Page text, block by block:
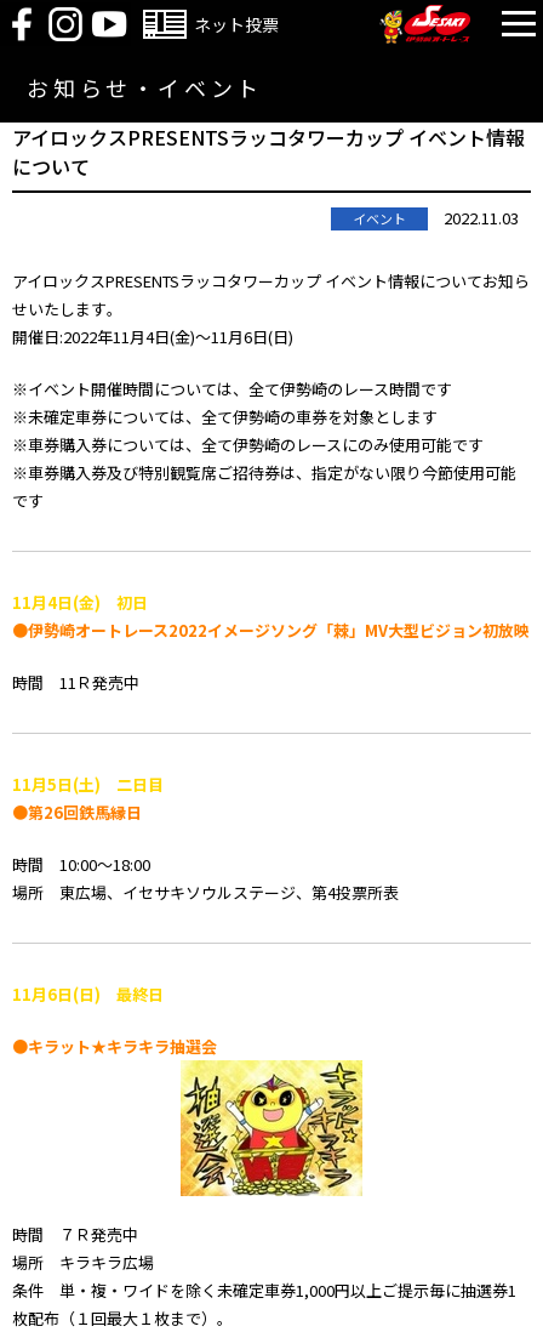
ネット投票
お知らせ・イベント
アイロックスPRESENTSラッコタワーカップ イベント情報
について
イベント 2022.11.03
アイロックスPRESENTSラッコタワーカップ イベント情報についてお知ら
せいたします｡
開催日:2022年11月4日(金)～11月6日(日)
※イベント開催時間については、全て伊勢崎のレース時間です
※未確定車券については、全て伊勢崎の車券を対象とします
※車券購入券については、全て伊勢崎のレースにのみ使用可能です
※車券購入券及び特別観覧席ご招待券は、指定がない限り今節使用可能
です
11月4日(金) 初日
●伊勢崎オートレース2022イメージソング「棘」MV大型ビジョン初放映
時間 11Ｒ発売中
11月5日(土) 二日目
●第26回鉄馬縁日
時間 10:00～18:00
場所 東広場、イセサキソウルステージ、第4投票所表
11月6日(日) 最終日
●キラット★キラキラ抽選会
時間 ７Ｒ発売中
場所 キラキラ広場
条件 単・複・ワイドを除く未確定車券1,000円以上ご提示毎に抽選券1
枚配布（１回最大１枚まで）。